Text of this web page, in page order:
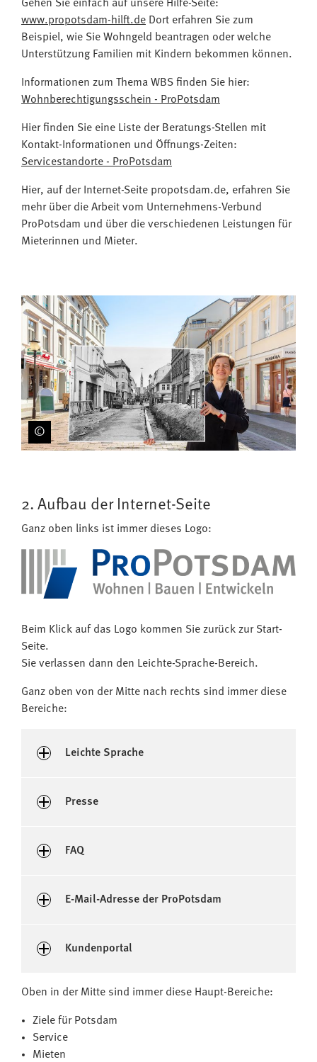
Gehen Sie einfach auf unsere Hilfe-Seite:
www.propotsdam-hilft.de Dort erfahren Sie zum
Beispiel, wie Sie Wohngeld beantragen oder welche
Unterstützung Familien mit Kindern bekommen können.
Informationen zum Thema WBS finden Sie hier:
Wohnberechtigungsschein - ProPotsdam
Hier finden Sie eine Liste der Beratungs-Stellen mit
Kontakt-Informationen und Öffnungs-Zeiten:
Servicestandorte - ProPotsdam
Hier, auf der Internet-Seite propotsdam.de, erfahren Sie
mehr über die Arbeit vom Unternehmens-Verbund
ProPotsdam und über die verschiedenen Leistungen für
Mieterinnen und Mieter.
2. Aufbau der Internet-Seite
Ganz oben links ist immer dieses Logo:
Beim Klick auf das Logo kommen Sie zurück zur Start-
Seite.
Sie verlassen dann den Leichte-Sprache-Bereich.
Ganz oben von der Mitte nach rechts sind immer diese
Bereiche:
Leichte Sprache
Presse
FAQ
E-Mail-Adresse der ProPotsdam
Kundenportal
Oben in der Mitte sind immer diese Haupt-Bereiche:
Ziele für Potsdam
Service
Mieten